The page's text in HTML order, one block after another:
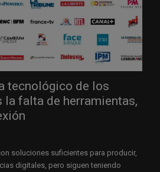
tecnológico de los
la falta de herramientas,
soluciones suficientes para producir,
digitales, pero siguen teniendo